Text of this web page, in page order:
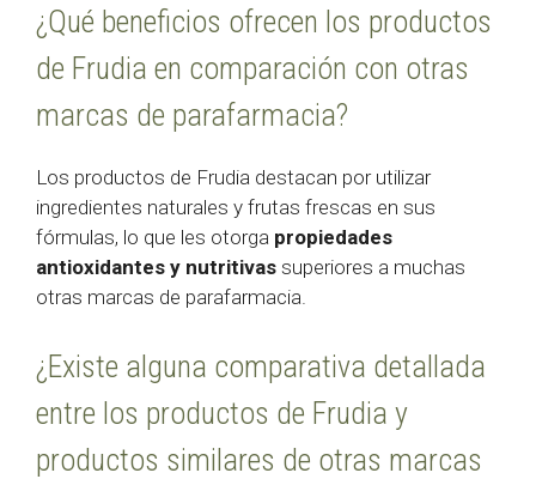
¿Qué beneficios ofrecen los productos
de Frudia en comparación con otras
marcas de parafarmacia?
Los productos de Frudia destacan por utilizar
ingredientes naturales y frutas frescas en sus
fórmulas, lo que les otorga propiedades
antioxidantes y nutritivas superiores a muchas
otras marcas de parafarmacia.
¿Existe alguna comparativa detallada
entre los productos de Frudia y
productos similares de otras marcas